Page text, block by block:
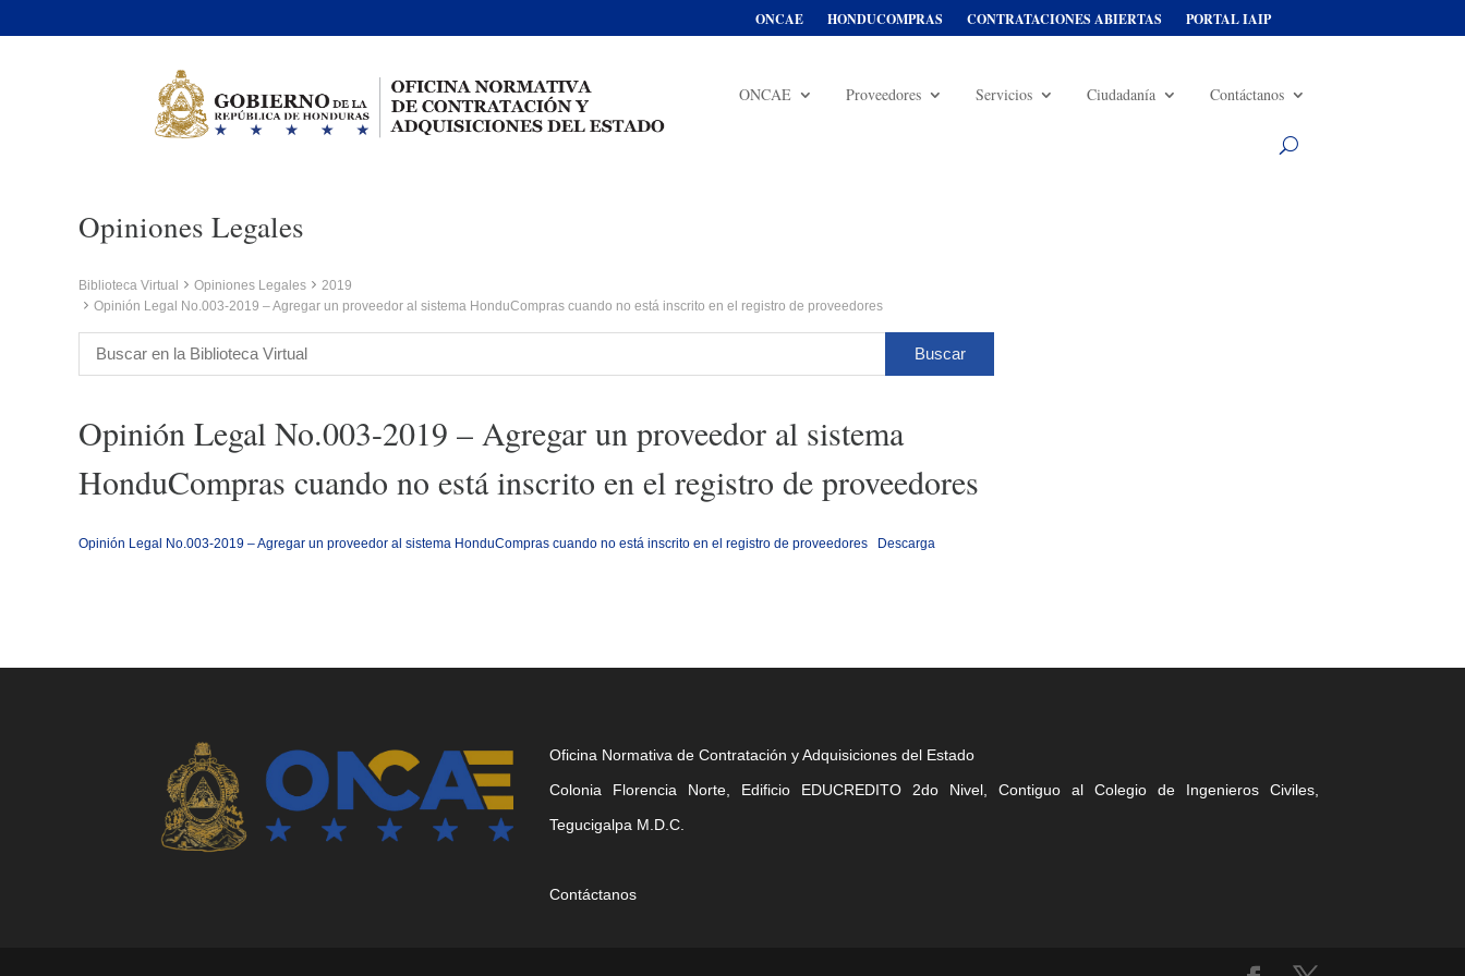
ONCAE HONDUCOMPRAS CONTRATACIONES ABIERTAS PORTAL IAIP
ONCAE Proveedores Servicios Ciudadanía Contáctanos
Opiniones Legales
Biblioteca Virtual Opiniones Legales
2019
Opinión Legal No.003-2019 – Agregar un proveedor al sistema HonduCompras cuando no está inscrito en el registro de proveedores
Opinión Legal No.003-2019 – Agregar un proveedor al sistema
HonduCompras cuando no está inscrito en el registro de proveedores
Opinión Legal No.003-2019 – Agregar un proveedor al sistema HonduCompras cuando no está inscrito en el registro de proveedores Descarga
Oficina Normativa de Contratación y Adquisiciones del Estado
Colonia Florencia Norte, Edificio EDUCREDITO 2do Nivel, Contiguo al Colegio de Ingenieros Civiles,
Tegucigalpa M.D.C.
Contáctanos